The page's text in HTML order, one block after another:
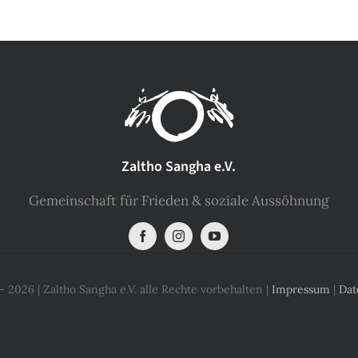
Zaltho Sangha e.V.
Gemeinschaft für Frieden & soziale Aussöhnung
| Zaltho Sangha e.V. alle Rechte vorbehalten | Impressum